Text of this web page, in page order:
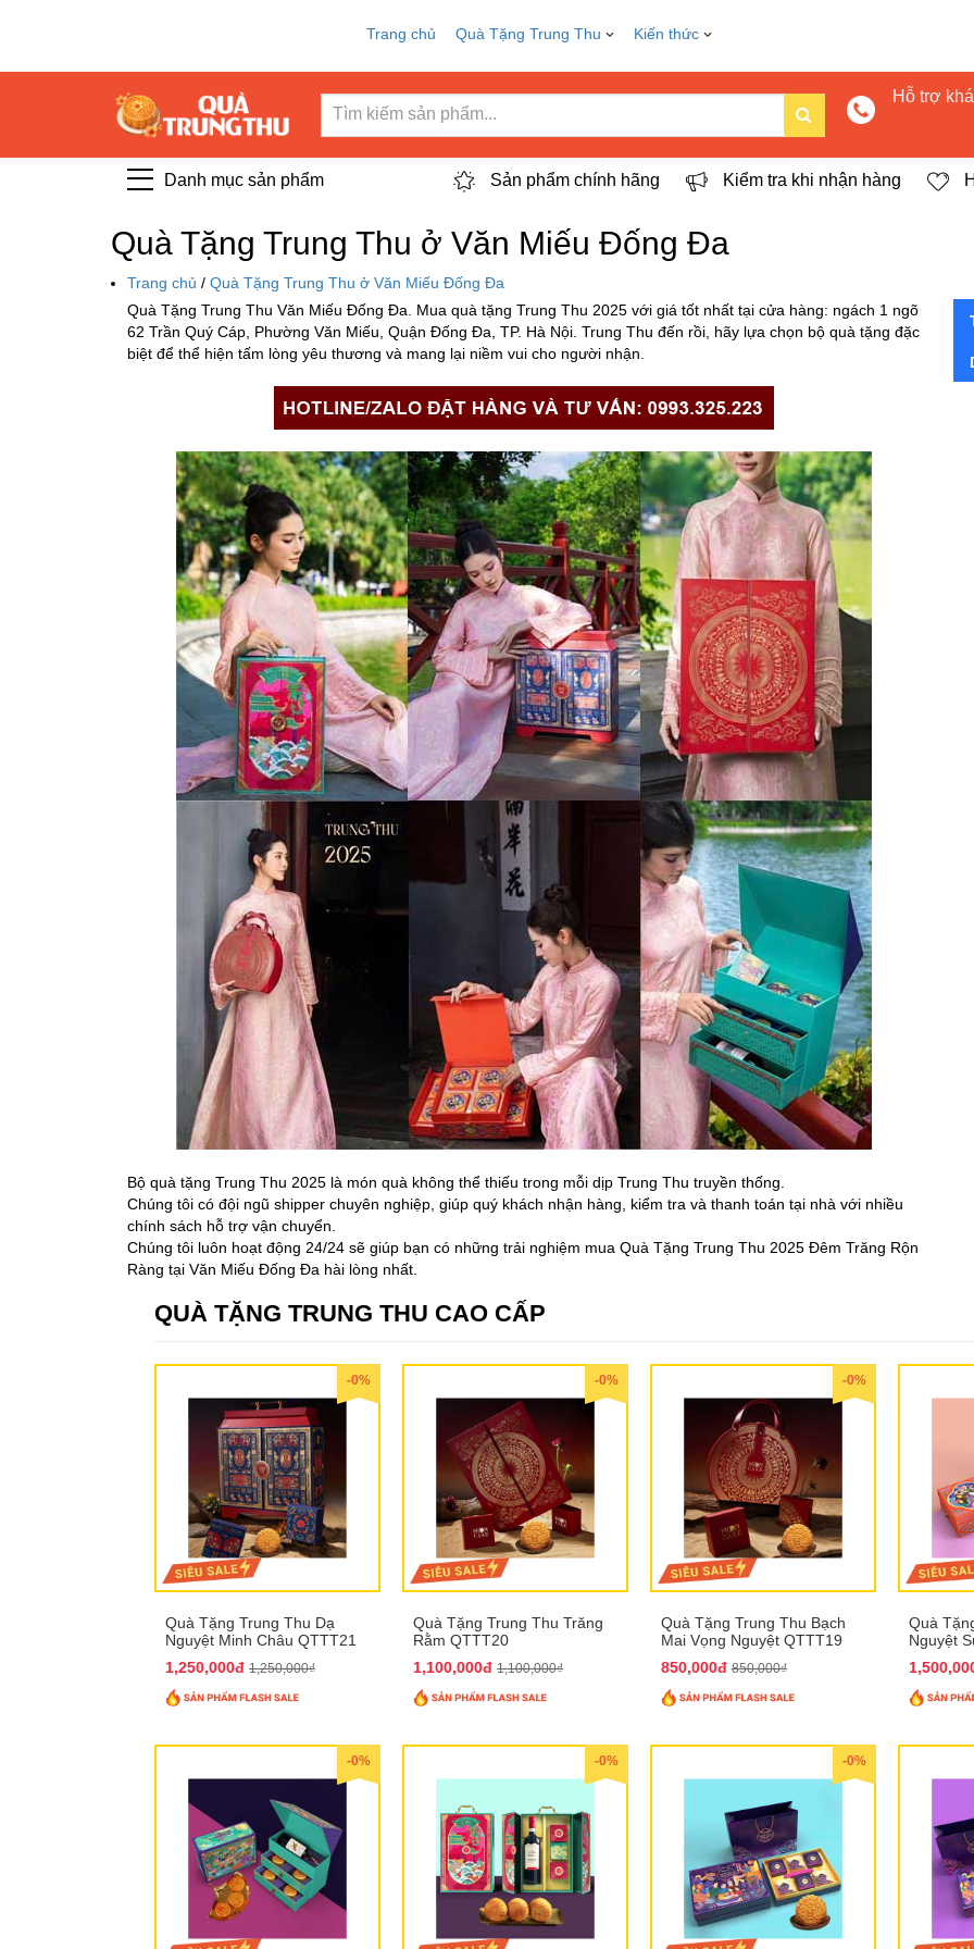
Trang chủ Quà Tặng Trung Thu Kiến thức
Hỗ trợ
Danh mục sản phẩm Sản phẩm chính hãng Kiểm tra khi nhận hàng
Quà Tặng Trung Thu ở Văn Miếu Đống Đa
Trang chủ / Quà Tặng Trung Thu ở Văn Miếu Đống Đa
Quà Tặng Trung Thu Văn Miếu Đống Đa. Mua quà tặng Trung Thu 2025 với giá tốt nhất tại cửa hàng: ngách 1 ngõ
62 Trần Quý Cáp, Phường Văn Miếu, Quận Đống Đa, TP. Hà Nội. Trung Thu đến rồi, hãy lựa chọn bộ quà tặng đặc
biệt để thể hiện tấm lòng yêu thương và mang lại niềm vui cho người nhận.
Bộ quà tặng Trung Thu 2025 là món quà không thể thiếu trong mỗi dịp Trung Thu truyền thống.
Chúng tôi có đội ngũ shipper chuyên nghiệp, giúp quý khách nhận hàng, kiểm tra và thanh toán tại nhà với nhiều
chính sách hỗ trợ vận chuyển.
Chúng tôi luôn hoạt động 24/24 sẽ giúp bạn có những trải nghiệm mua Quà Tặng Trung Thu 2025 Đêm Trăng Rộn
Ràng tại Văn Miếu Đống Đa hài lòng nhất.
QUÀ TẶNG TRUNG THU CAO CẤP
-0%
Quà Tặng Trung Thu Dạ
Nguyệt Minh Châu QTTT21
1,250,000đ 1,250,000₫
-0%
Quà Tặng Trung Thu Trăng
Rằm QTTT20
1,100,000đ 1,100,000₫
-0%
Quà Tặng Trung Thu Bạch
Mai Vọng Nguyệt QTTT19
850,000đ 850,000₫
Quà
Nguyệt
-0% -0% -0%